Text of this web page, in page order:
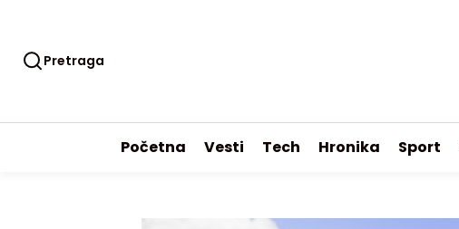
Pretraga
Početna Vesti Tech Hronika Sport